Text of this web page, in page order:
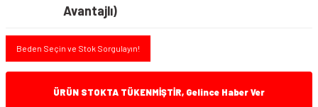
Avantajlı)
Beden Seçin ve Stok Sorgulayın!
ÜRÜN STOKTA TÜKENMİŞTİR, Gelince Haber Ver